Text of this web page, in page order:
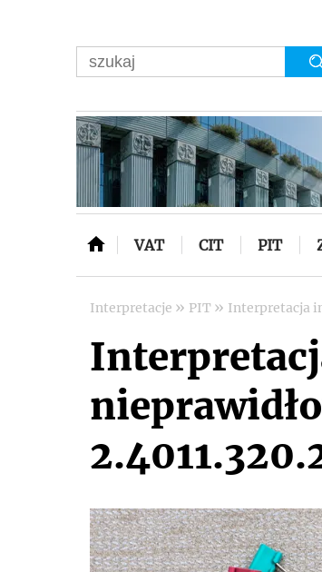
VAT CIT PIT
Interpretacje » PIT » Interpretacja